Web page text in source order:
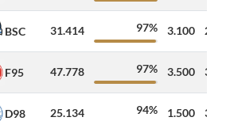
BSC 31.414 97% 3.100 200
F95 47.778 97% 3.500 300
D98 25.134 94% 1.500 345